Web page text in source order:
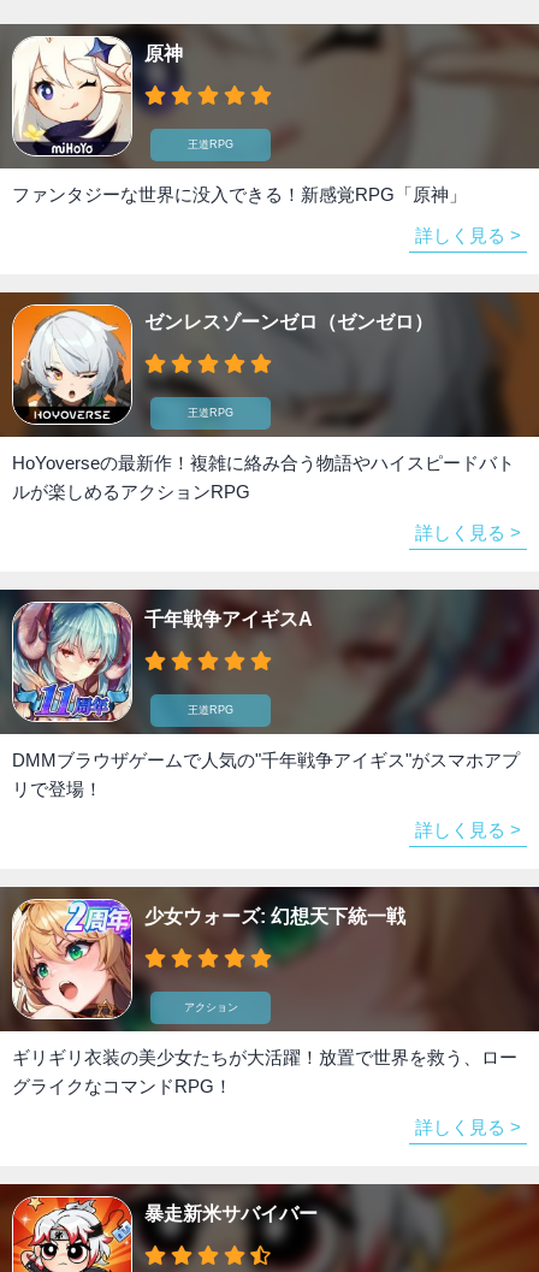
原神
王道RPG
ファンタジーな世界に没入できる！新感覚RPG「原神」
詳しく見る >
ゼンレスゾーンゼロ（ゼンゼロ）
王道RPG
HoYoverseの最新作！複雑に絡み合う物語やハイスピードバト
ルが楽しめるアクションRPG
詳しく見る >
千年戦争アイギスA
王道RPG
DMMブラウザゲームで人気の"千年戦争アイギス"がスマホアプ
リで登場！
詳しく見る >
少女ウォーズ: 幻想天下統一戦
アクション
ギリギリ衣装の美少女たちが大活躍！放置で世界を救う、ロー
グライクなコマンドRPG！
詳しく見る >
暴走新米サバイバー